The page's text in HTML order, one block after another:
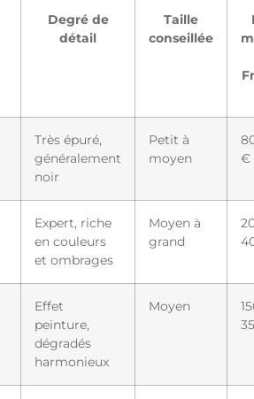
Degré de
détail
Taille
conseillée
Très épuré,
généralement
noir
Petit à
moyen
€
Expert, riche
en couleurs
et ombrages
Moyen à
grand
Effet
peinture,
dégradés
harmonieux
Moyen